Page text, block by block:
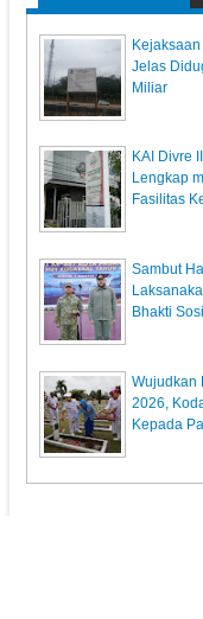
Jelas
Miliar
KAI Divre
Lengkap
Fasilitas
Sambut
Bhakti
Wujudkan
2026,
Kepada